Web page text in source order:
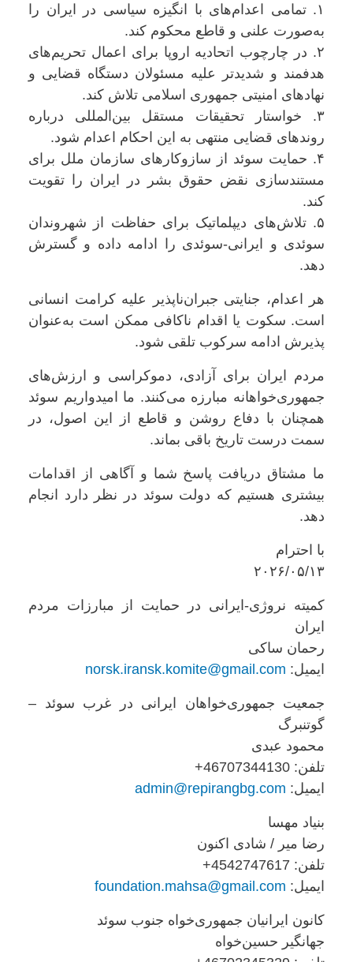
۱. تمامی اعدام‌های با انگیزه سیاسی در ایران را
به‌صورت علنی و قاطع محکوم کند.
۲. در چارچوب اتحادیه اروپا برای اعمال تحریم‌های
هدفمند و شدیدتر علیه مسئولان دستگاه قضایی و
نهادهای امنیتی جمهوری اسلامی تلاش کند.
۳. خواستار تحقیقات مستقل بین‌المللی درباره
روندهای قضایی منتهی به این احکام اعدام شود.
۴. حمایت سوئد از سازوکارهای سازمان ملل برای
مستندسازی نقض حقوق بشر در ایران را تقویت
کند.
۵. تلاش‌های دیپلماتیک برای حفاظت از شهروندان
سوئدی و ایرانی-سوئدی را ادامه داده و گسترش
دهد.
هر اعدام، جنایتی جبران‌ناپذیر علیه کرامت انسانی
است. سکوت یا اقدام ناکافی ممکن است به‌عنوان
پذیرش ادامه سرکوب تلقی شود.
مردم ایران برای آزادی، دموکراسی و ارزش‌های
جمهوری‌خواهانه مبارزه می‌کنند. ما امیدواریم سوئد
همچنان با دفاع روشن و قاطع از این اصول، در
سمت درست تاریخ باقی بماند.
ما مشتاق دریافت پاسخ شما و آگاهی از اقدامات
بیشتری هستیم که دولت سوئد در نظر دارد انجام
دهد.
با احترام
۲۰۲۶/۰۵/۱۳
کمیته نروژی-ایرانی در حمایت از مبارزات مردم
ایران
رحمان ساکی
ایمیل:norsk.iransk.komite@gmail.com
جمعیت جمهوری‌خواهان ایرانی در غرب سوئد –
گوتنبرگ
محمود عبدی
تلفن: ‎+46707344130
ایمیل:admin@repirangbg.com
بنیاد مهسا
رضا میر / شادی اکنون
تلفن: ‎+4542747617
ایمیل:foundation.mahsa@gmail.com
کانون ایرانیان جمهوری‌خواه جنوب سوئد
جهانگیر حسین‌خواه